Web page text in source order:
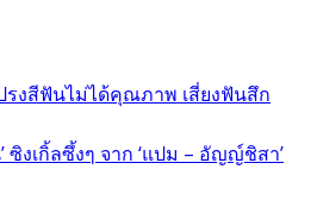
รงสีฟันไม่ได้คุณภาพ เสี่ยงฟันสึก
ซิงเกิ้ลซึ้งๆ จาก ‘แปม – อัญญ์ชิสา’